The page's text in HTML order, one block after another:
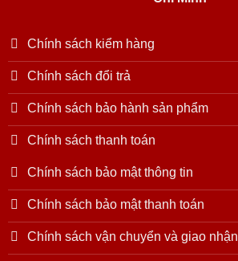
Chính sách kiểm hàng
Chính sách đổi trả
Chính sách bảo hành sản phẩm
Chính sách thanh toán
Chính sách bảo mật thông tin
Chính sách bảo mật thanh toán
Chính sách vận chuyển và giao nhận